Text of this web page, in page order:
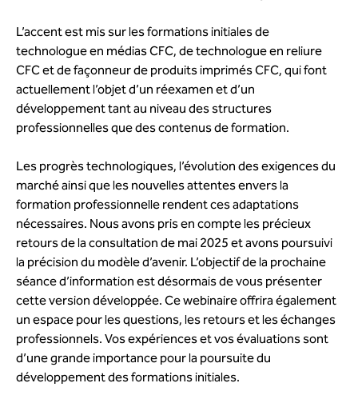
L’accent est mis sur les formations initiales de
technologue en médias CFC, de technologue en reliure
CFC et de façonneur de produits imprimés CFC, qui font
actuellement l’objet d’un réexamen et d’un
développement tant au niveau des structures
professionnelles que des contenus de formation.
Les progrès technologiques, l’évolution des exigences du
marché ainsi que les nouvelles attentes envers la
formation professionnelle rendent ces adaptations
nécessaires. Nous avons pris en compte les précieux
retours de la consultation de mai 2025 et avons poursuivi
la précision du modèle d’avenir. L’objectif de la prochaine
séance d’information est désormais de vous présenter
cette version développée. Ce webinaire offrira également
un espace pour les questions, les retours et les échanges
professionnels. Vos expériences et vos évaluations sont
d’une grande importance pour la poursuite du
développement des formations initiales.